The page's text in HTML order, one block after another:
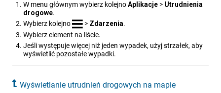
W menu głównym wybierz kolejnoAplikacje > Utrudnienia
drogowe.
Wybierz kolejno
> Zdarzenia.
Wybierz element na liście.
Jeśli występuje więcej niż jeden wypadek, użyj strzałek, aby
wyświetlić pozostałe wypadki.
Wyświetlanie utrudnień drogowych na mapie